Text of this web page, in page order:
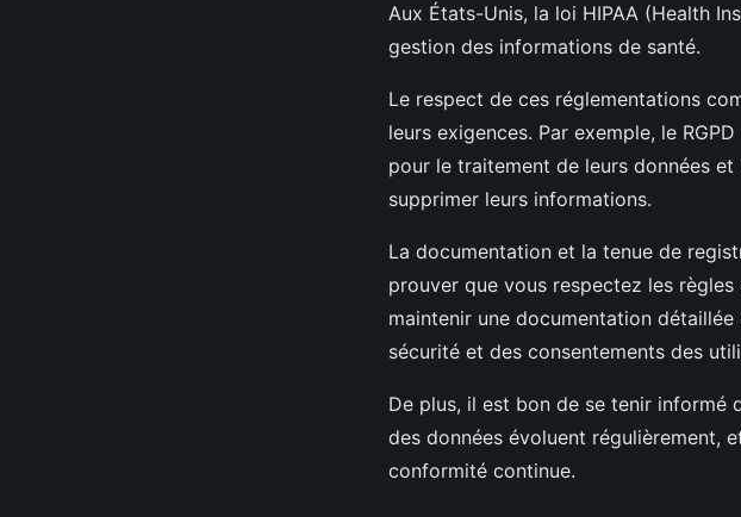
Aux États-Unis, la loi HIPAA (Health
gestion des informations de santé.
Le respect de ces réglementations
leurs exigences. Par exemple, le
pour le traitement de leurs données
supprimer leurs informations.
La documentation et la tenue de
prouver que vous respectez les
maintenir une documentation
sécurité et des consentements des
De plus, il est bon de se tenir informé
des données évoluent régulièrement,
conformité continue.